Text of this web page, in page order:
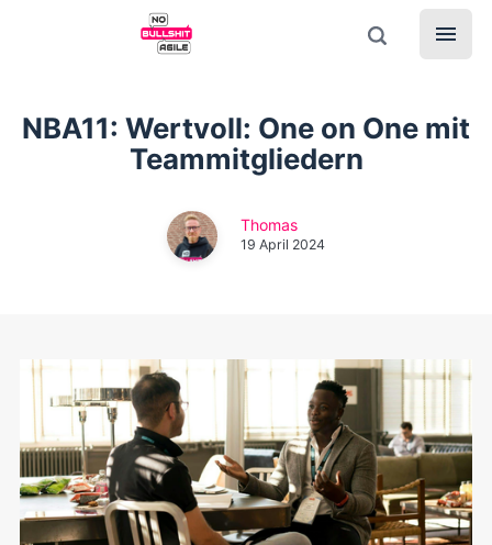
NBA11: Wertvoll: One on One mit
Teammitgliedern
Thomas
19 April 2024